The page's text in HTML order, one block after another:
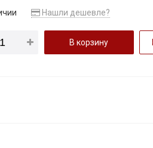
Нашли дешевле?
В корзину